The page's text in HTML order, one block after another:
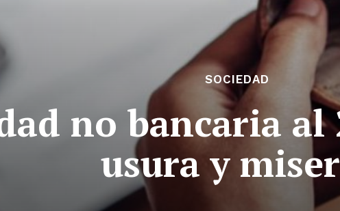
SOCIEDAD
no bancaria al
usura y